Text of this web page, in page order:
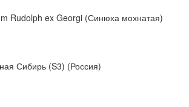
Rudolph ex Georgi (Синюха мохнатая)
Сибирь (S3) (Россия)